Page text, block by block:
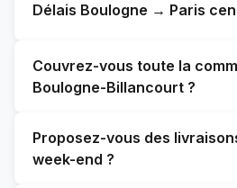
Délais Boulogne → Paris
Couvrez-vous toute la
Boulogne-Billancourt ?
Proposez-vous des
week-end ?